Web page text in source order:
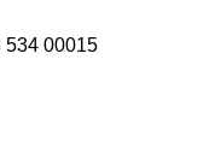
00015